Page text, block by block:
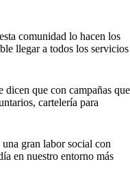
comunidad lo hacen los
llegar a todos los servicios
dicen que con campañas que
cartelería para
gran labor social con
en nuestro entorno más